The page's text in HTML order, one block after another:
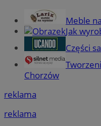
Meble
Jak
Części
Chorzów
reklama
reklama